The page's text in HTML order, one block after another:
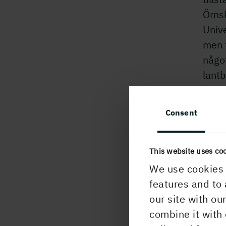
Consent
This website uses
We use
features and to
our site with
combine it with
hos
Vad